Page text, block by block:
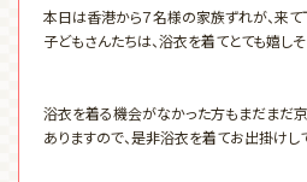
本日は香港から７名様の家族ずれが、来て
子どもさんたちは、浴衣を着てとても嬉し
浴衣を着る機会がなかった方もまだまだ京
ありますので、是非浴衣を着てお出掛けし